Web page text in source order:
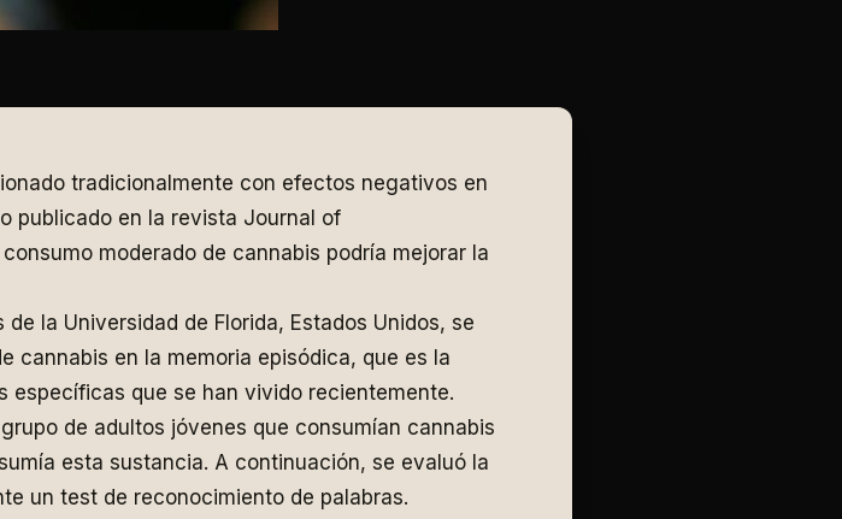
tradicionalmente con efectos negativos en
publicado en la revista Journal of
moderado de cannabis podría mejorar la
la Universidad de Florida, Estados Unidos, se
cannabis en la memoria episódica, que es la
que se han vivido recientemente.
de adultos jóvenes que consumían cannabis
esta sustancia. A continuación, se evaluó la
un test de reconocimiento de palabras.